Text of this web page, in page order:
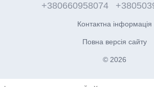
+380660958074
Контактна інформація
Повна версія сайту
© 2026